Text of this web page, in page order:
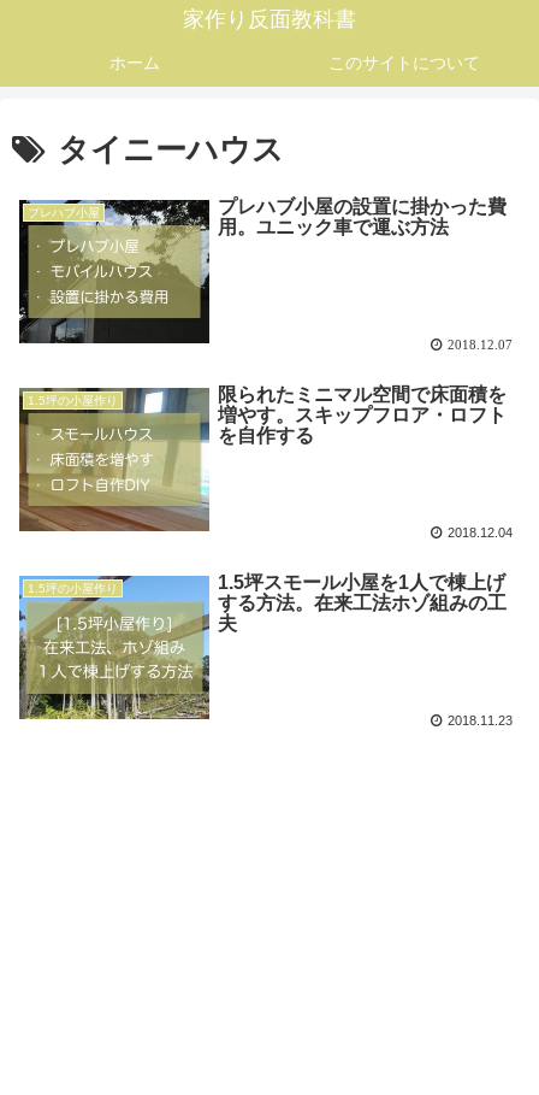
家作り反面教科書
ホーム このサイトについて
タイニーハウス
プレハブ小屋
プレハブ小屋の設置に掛かった費
用。ユニック車で運ぶ方法
2018.12.07
1.5坪の小屋作り
限られたミニマル空間で床面積を
増やす。スキップフロア・ロフト
を自作する
2018.12.04
1.5坪の小屋作り
1.5坪スモール小屋を1人で棟上げ
する方法。在来工法ホゾ組みの工
夫
2018.11.23